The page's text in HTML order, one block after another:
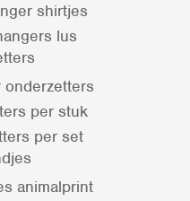
shirtjes
lus
onderzetters
per stuk
per set
animalprint